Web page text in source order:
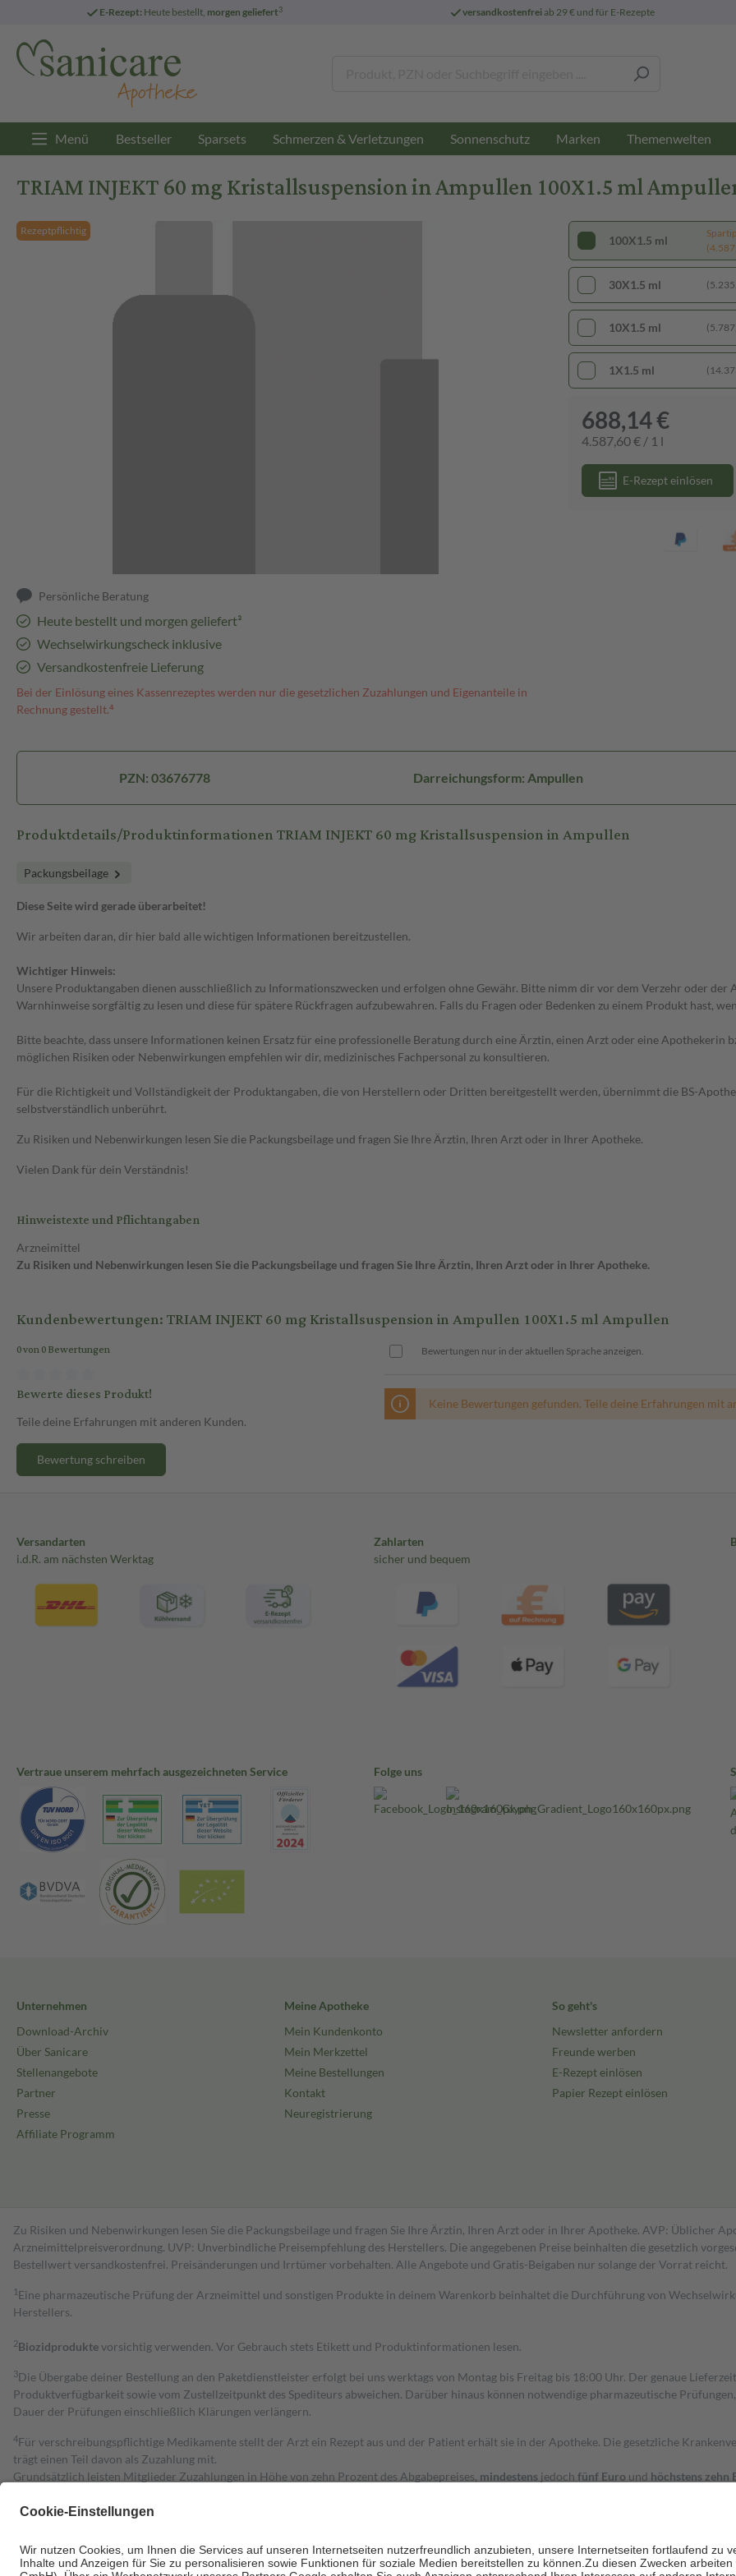
E-Rezept: Heute bestellt, morgen geliefert3 versandkostenfreiab 29 € und für E-Rezepte
Menü Bestseller Sparsets Schmerzen & Verletzungen Sonnenschutz Marken Themenwelten
TRIAM INJEKT 60 mg Kristallsuspension in Ampullen 100X1.5 ml
Rezeptpflichtig
Persönliche Beratung
Heute bestellt und morgen geliefert³
Wechselwirkungscheck inklusive
Versandkostenfreie Lieferung
Bei der Einlösung eines Kassenrezeptes werden nur die gesetzlichen Zuzahlungen und Eigenanteile in
Rechnung gestellt.⁴
100X1.5 ml
30X1.5 ml
10X1.5 ml
1X1.5 ml
688,14 €
4.587,60 € / 1 l
E-Rezept einlösen
PZN: 03676778 Darreichungsform: Ampullen
Produktdetails/Produktinformationen TRIAM INJEKT 60 mg Kristallsuspension in Ampullen
Packungsbeilage
Diese Seite wird gerade überarbeitet!
Wir arbeiten daran, dir hier bald alle wichtigen Informationen bereitzustellen.
Wichtiger Hinweis:
Unsere Produktangaben dienen ausschließlich zu Informationszwecken und erfolgen ohne Gewähr. Bitte nimm dir vor dem Verzehr oder
Warnhinweise sorgfältig zu lesen und diese für spätere Rückfragen aufzubewahren. Falls du Fragen oder Bedenken zu einem Produkt hast,
Bitte beachte, dass unsere Informationen keinen Ersatz für eine professionelle Beratung durch eine Ärztin, einen Arzt oder eine Apothekerin
möglichen Risiken oder Nebenwirkungen empfehlen wir dir, medizinisches Fachpersonal zu konsultieren.
Für die Richtigkeit und Vollständigkeit der Produktangaben, die von Herstellern oder Dritten bereitgestellt werden, übernimmt die BS-
selbstverständlich unberührt.
Zu Risiken und Nebenwirkungen lesen Sie die Packungsbeilage und fragen Sie Ihre Ärztin, Ihren Arzt oder in Ihrer Apotheke.
Vielen Dank für dein Verständnis!
Hinweistexte und Pflichtangaben
Arzneimittel
Zu Risiken und Nebenwirkungen lesen Sie die Packungsbeilage und fragen Sie Ihre Ärztin, Ihren Arzt oder in Ihrer Apotheke.
Kundenbewertungen: TRIAM INJEKT 60 mg Kristallsuspension in Ampullen 100X1.5 ml Ampullen
0 von 0 Bewertungen
Bewerte dieses Produkt!
Teile deine Erfahrungen mit anderen Kunden.
Bewertung schreiben
Bewertungen nur in der aktuellen Sprache anzeigen.
Keine Bewertungen gefunden. Teile deine Erfahrungen mit
Versandarten
i.d.R. am nächsten Werktag
Zahlarten
sicher und bequem
Vertraue unserem mehrfach ausgezeichneten Service Folge uns
Unternehmen
Download-Archiv
Über Sanicare
Stellenangebote
Partner
Presse
Affiliate Programm
Meine Apotheke
Mein Kundenkonto
Mein Merkzettel
Meine Bestellungen
Kontakt
Neuregistrierung
So geht's
Newsletter anfordern
Freunde werben
E-Rezept einlösen
Papier Rezept einlösen
Zu Risiken und Nebenwirkungen lesen Sie die Packungsbeilage und fragen Sie Ihre Ärztin, Ihren Arzt oder in Ihrer Apotheke. AVP: Üblicher
Arzneimittelpreisverordnung. UVP: Unverbindliche Preisempfehlung des Herstellers. Die angegebenen Preise beinhalten die gesetzlich
Bestell­wert versand­kosten­frei. Preisänderungen und Irrtümer vorbehalten. Alle Angebote und Gratis-Beigaben nur solange der Vorrat reicht.
1 Eine pharmazeutische Prüfung der Arzneimittel und sonstigen Produkte in deinem Warenkorb beinhaltet die Durchführung von
Herstellers.
2Biozidproduktevorsichtig verwenden. Vor Gebrauch stets Etikett und Produktinformationen lesen.
3Die Übergabe deiner Bestellung an den Paketdienstleister erfolgt bei uns werktags von Montag bis Freitag bis 18:00 Uhr. Der genaue
Produktverfügbarkeit sowie vom Zustellzeitpunkt des Spediteurs abweichen. Darüber hinaus können notwendige pharmazeutische
Dauer der Prüfungen einschließlich Klärungen verlängern.
4Für verschreibungspflichtige Medikamente stellt der Arzt ein Rezept aus und der Patient erhält sie in der Apotheke. Die gesetzliche
trägt einen Teil davon als Zuzahlung mit.
Grundsätzlich leisten Mitglieder Zuzahlungen in Höhe von zehn Prozent des Abgabepreises, mindestens jedoch fünf Euro und höchstens zehn
Diese Regeln gelten grundsätzlich auch für Online-Apotheken.
Um das Engagement der Versicherten für ihre eigene Gesundheit zu stärken und die besondere Stellung der Familie zu unterstützen, fallen
• Kindern und Jugendlichen bis zum vollendeten 18. Lebensjahr mit Ausnahme der Fahrkosten